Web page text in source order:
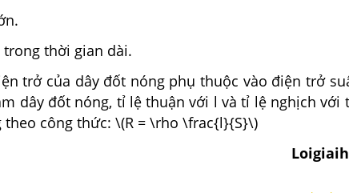
thời gian dài.
trở của dây đốt nóng phụ thuộc vào điện trở
dây đốt nóng, tỉ lệ thuận với l và tỉ lệ nghịch với
theo công thức: \(R = \rho \frac{l}{S}\)